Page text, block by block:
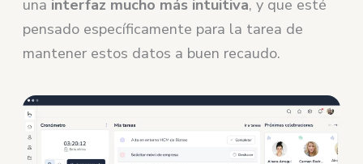
una interfaz mucho más intuitiva, y que esté
pensado específicamente para la tarea de
mantener estos datos a buen recaudo.